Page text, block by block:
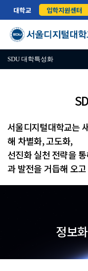
대학교 입학지원센터
SDU 대학특성화
특성화 전략 및
서울디지털대학교는
해 차별화, 고도화,
선진화 실천 전략을
과 발전을 거듭해 오
정보